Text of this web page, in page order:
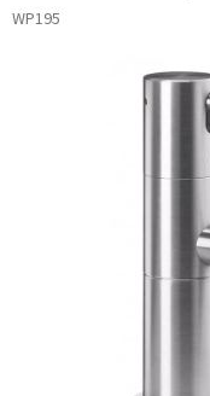
WP195